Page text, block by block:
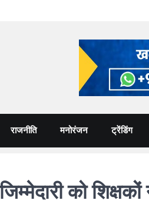
राजनीति मनोरंजन ट्रेंडिंग
को